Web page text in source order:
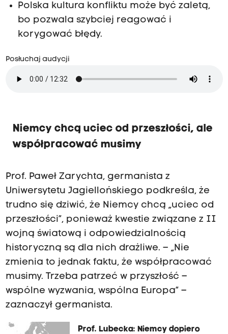
Polska kultura konfliktu może być zaletą,
bo pozwala szybciej reagować i
korygować błędy.
Posłuchaj audycji
Niemcy chcą uciec od przeszłości, ale
współpracować musimy
Prof. Paweł Zarychta, germanista z
Uniwersytetu Jagiellońskiego podkreśla, że
trudno się dziwić, że Niemcy chcą „uciec od
przeszłości”, ponieważ kwestie związane z II
wojną światową i odpowiedzialnością
historyczną są dla nich drażliwe. – „Nie
zmienia to jednak faktu, że współpracować
musimy. Trzeba patrzeć w przyszłość –
wspólne wyzwania, wspólna Europa” –
zaznaczył germanista.
Prof. Lubecka: Niemcy dopiero